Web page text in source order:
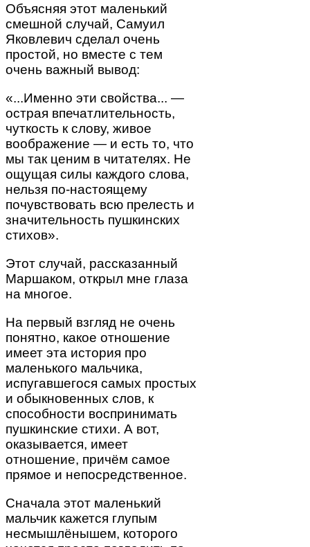
Объясняя этот маленький
смешной случай, Самуил
Яковлевич сделал очень
простой, но вместе с тем
очень важный вывод:
«...Именно эти свойства... —
острая впечатлительность,
чуткость к слову, живое
воображение — и есть то, что
мы так ценим в читателях. Не
ощущая силы каждого слова,
нельзя по-настоящему
почувствовать всю прелесть и
значительность пушкинских
стихов».
Этот случай, рассказанный
Маршаком, открыл мне глаза
на многое.
На первый взгляд не очень
понятно, какое отношение
имеет эта история про
маленького мальчика,
испугавшегося самых простых
и обыкновенных слов, к
способности воспринимать
пушкинские стихи. А вот,
оказывается, имеет
отношение, причём самое
прямое и непосредственное.
Сначала этот маленький
мальчик кажется глупым
несмышлёнышем, которого